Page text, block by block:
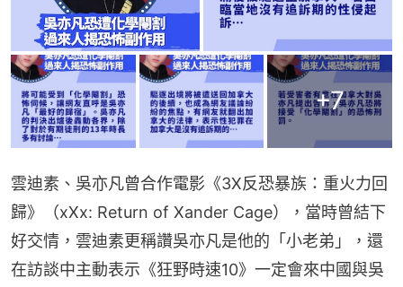
+7
雲迪素、吳亦凡曾合作電影《3X反恐暴族：重火力回
歸》（xXx: Return of Xander Cage），當時曾結下
好交情，雲迪素更稱讚吳亦凡是他的「小老弟」，還
在訪談中主動表示《狂野時速10》一定會來中國與吳